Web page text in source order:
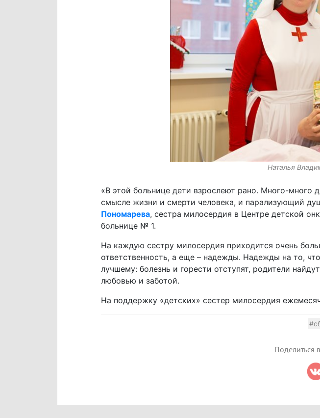
Наталья
«В этой больнице дети взрослеют рано. Много-
смысле жизни и смерти человека, и парализующий
Пономарева, сестра милосердия в Центре детской
больнице № 1.
На каждую сестру милосердия приходится очень
ответственность, а еще – надежды. Надежды на то,
лучшему: болезнь и горести отступят, родители
любовью и заботой.
На поддержку «детских» сестер милосердия
Поделиться